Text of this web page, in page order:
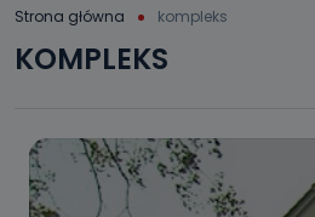
Strona główna kompleks
KOMPLEKS